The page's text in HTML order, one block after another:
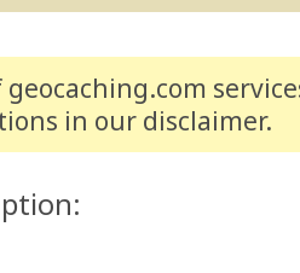
in our disclaimer.